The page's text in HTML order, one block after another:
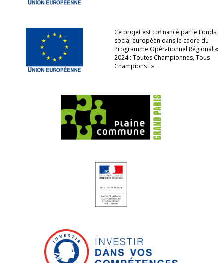
Ce projet est cofinancé par le Fonds
social européen dans le cadre du
Programme Opérationnel Régional «
2024 : Toutes Championnes, Tous
Champions ! »